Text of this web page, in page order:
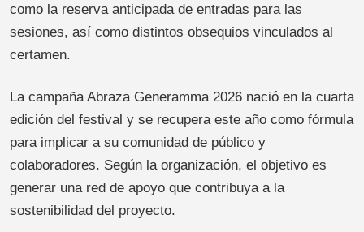
como la reserva anticipada de entradas para las
sesiones, así como distintos obsequios vinculados al
certamen.
La campaña Abraza Generamma 2026 nació en la cuarta
edición del festival y se recupera este año como fórmula
para implicar a su comunidad de público y
colaboradores. Según la organización, el objetivo es
generar una red de apoyo que contribuya a la
sostenibilidad del proyecto.